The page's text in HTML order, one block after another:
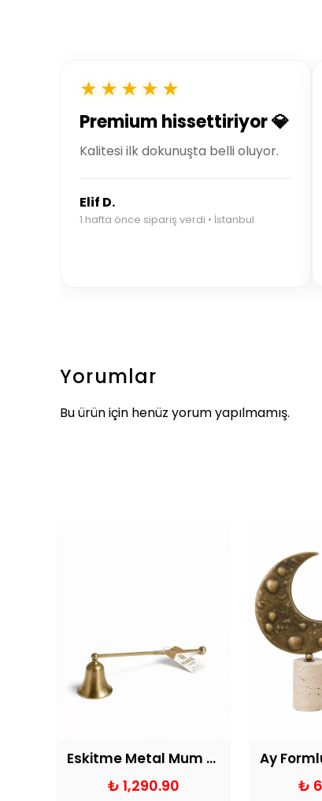
★★★★★
Premium hissettiriyor 💎
Kalitesi ilk dokunuşta belli oluyor.
Elif D.
1 hafta önce sipariş verdi • İstanbul
Yorumlar
Bu ürün için henüz yorum yapılmamış.
Eskitme Metal Mum Söndürücü
₺ 1,290.90 ₺